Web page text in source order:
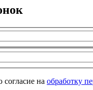
на обработку